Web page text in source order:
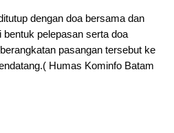
dengan doa bersama dan
pelepasan serta doa
pasangan tersebut ke
Humas Kominfo Batam